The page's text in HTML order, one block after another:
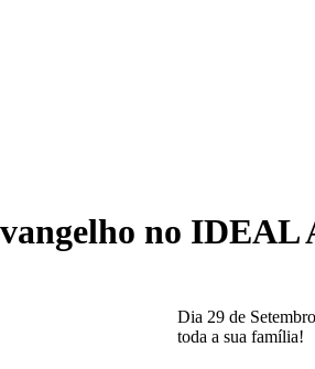
no IDEAL
Dia 29 de
toda a sua família!